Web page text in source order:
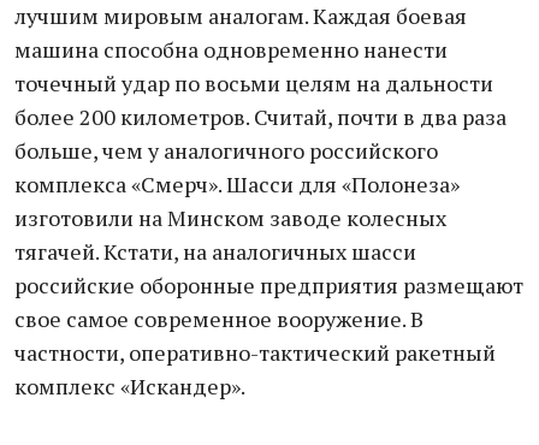
лучшим мировым аналогам. Каждая боевая
машина способна одновременно нанести
точечный удар по восьми целям на дальности
более 200 километров. Считай, почти в два раза
больше, чем у аналогичного российского
комплекса «Смерч». Шасси для «Полонеза»
изготовили на Минском заводе колесных
тягачей. Кстати, на аналогичных шасси
российские оборонные предприятия размещают
свое самое современное вооружение. В
частности, оперативно-тактический ракетный
комплекс «Искандер».